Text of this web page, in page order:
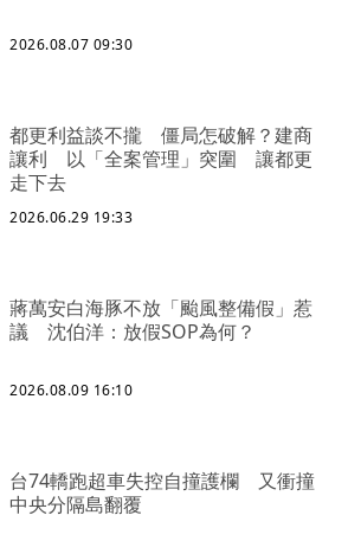
2026.08.07 09:30
都更利益談不攏 僵局怎破解？建商
讓利 以「全案管理」突圍 讓都更
走下去
2026.06.29 19:33
蔣萬安白海豚不放「颱風整備假」惹
議 沈伯洋：放假SOP為何？
2026.08.09 16:10
台74轎跑超車失控自撞護欄 又衝撞
中央分隔島翻覆